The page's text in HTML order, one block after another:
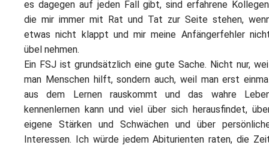
es dagegen auf jeden Fall gibt, sind erfahrene
die mir immer mit Rat und Tat zur Seite stehen,
etwas nicht klappt und mir meine Anfängerfehler
übel nehmen.
Ein FSJ ist grundsätzlich eine gute Sache. Nicht nur,
man Menschen hilft, sondern auch, weil man erst
aus dem Lernen rauskommt und das wahre
kennenlernen kann und viel über sich herausfindet,
eigene Stärken und Schwächen und über
Interessen. Ich würde jedem Abiturienten raten, die